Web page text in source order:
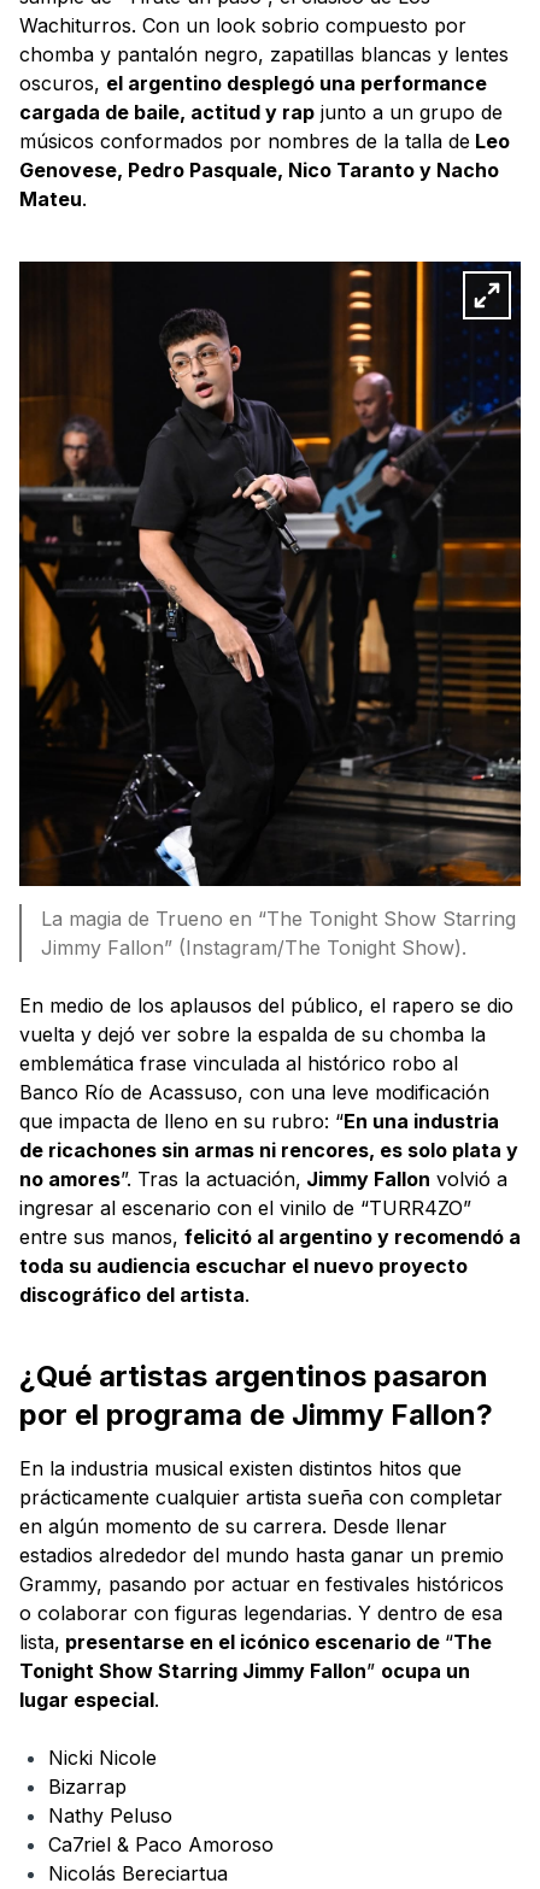
Wachiturros. Con un look sobrio compuesto por
chomba y pantalón negro, zapatillas blancas y lentes
oscuros, el argentino desplegó una performance
cargada de baile, actitud y rap junto a un grupo de
músicos conformados por nombres de la talla de Leo
Genovese, Pedro Pasquale, Nico Taranto y Nacho
Mateu.
La magia de Trueno en “The Tonight Show Starring
Jimmy Fallon” (Instagram/The Tonight Show).
En medio de los aplausos del público, el rapero se dio
vuelta y dejó ver sobre la espalda de su chomba la
emblemática frase vinculada al histórico robo al
Banco Río de Acassuso, con una leve modificación
que impacta de lleno en su rubro: “En una industria
de ricachones sin armas ni rencores, es solo plata y
no amores”. Tras la actuación, Jimmy Fallon volvió a
ingresar al escenario con el vinilo de “TURR4ZO”
entre sus manos, felicitó al argentino y recomendó a
toda su audiencia escuchar el nuevo proyecto
discográfico del artista.
¿Qué artistas argentinos pasaron
por el programa de Jimmy Fallon?
En la industria musical existen distintos hitos que
prácticamente cualquier artista sueña con completar
en algún momento de su carrera. Desde llenar
estadios alrededor del mundo hasta ganar un premio
Grammy, pasando por actuar en festivales históricos
o colaborar con figuras legendarias. Y dentro de esa
lista, presentarse en el icónico escenario de “The
Tonight Show Starring Jimmy Fallon” ocupa un
lugar especial.
Nicki Nicole
Bizarrap
Nathy Peluso
Ca7riel & Paco Amoroso
Nicolás Bereciartua